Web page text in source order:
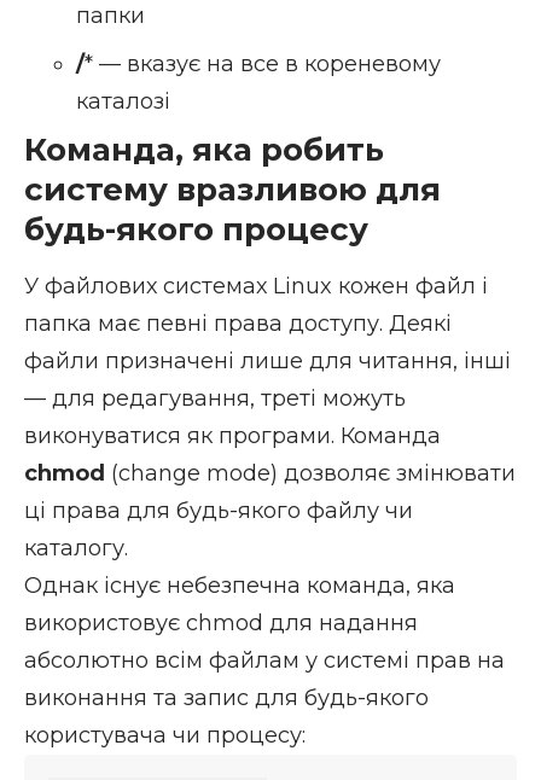
папки
/* — вказує на все в кореневому
каталозі
Команда, яка робить
систему вразливою для
будь-якого процесу
У файлових системах Linux кожен файл і
папка має певні права доступу. Деякі
файли призначені лише для читання, інші
— для редагування, треті можуть
виконуватися як програми. Команда
chmod (change mode) дозволяє змінювати
ці права для будь-якого файлу чи
каталогу.
Однак існує небезпечна команда, яка
використовує chmod для надання
абсолютно всім файлам у системі прав на
виконання та запис для будь-якого
користувача чи процесу: